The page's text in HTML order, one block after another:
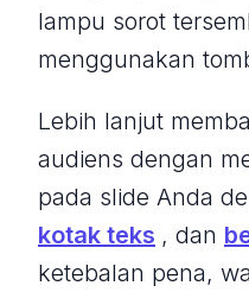
lampu sorot
menggunakan
Lebih lanjut
audiens dengan
pada slide Anda
kotak teks , dan
ketebalan pena,